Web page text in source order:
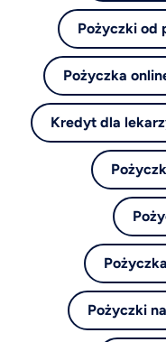
Pożyczki od
Pożyczka
Kredyt dla
Pożyczki